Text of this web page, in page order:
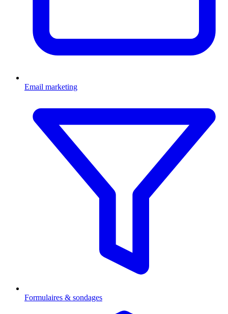
Email marketing
Formulaires & sondages